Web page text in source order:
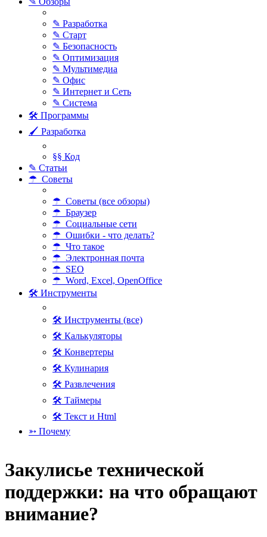
✎ Разработка
✎ Старт
✎ Безопасность
✎ Оптимизация
✎ Мультимедиа
✎ Офис
✎ Интернет и Сеть
✎ Система
🛠 Программы
🖌 Разработка
§§ Код
✎ Статьи
☂ Советы
☂ Советы (все обзоры)
☂ Браузер
☂ Социальные сети
☂ Ошибки - что делать?
☂ Что такое
☂ Электронная почта
☂ SEO
☂ Word, Excel, OpenOffice
🛠 Инструменты
🛠 Инструменты (все)
🛠 Калькуляторы
🛠 Конвертеры
🛠 Кулинария
🛠 Развлечения
🛠 Таймеры
🛠 Текст и Html
➳ Почему
Закулисье технической
поддержки: на что обращают
внимание?